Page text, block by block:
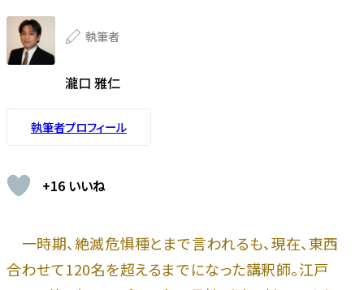
執筆者
瀧口 雅仁
執筆者プロフィール
+16 いいね
一時期、絶滅危惧種とまで言われるも、現在、東西
合わせて120名を超えるまでになった講釈師。江戸